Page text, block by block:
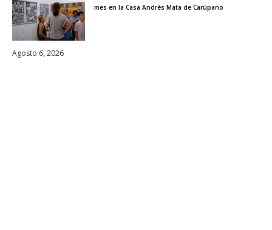
mes en la Casa Andrés Mata de Carúpano
Agosto 6, 2026